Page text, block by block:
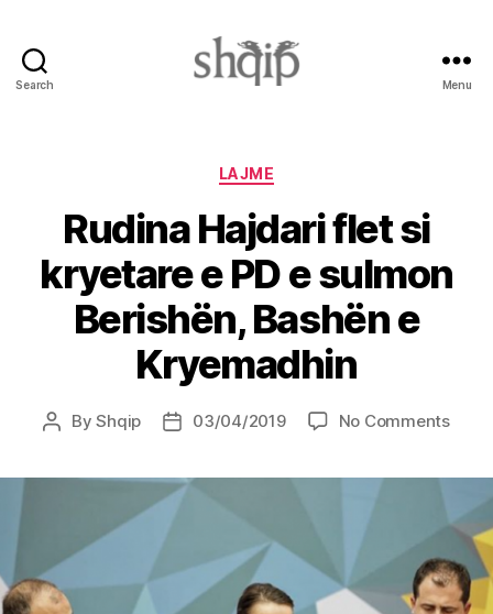
Search Menu
Categories
LAJME
Rudina Hajdari flet si
kryetare e PD e sulmon
Berishën, Bashën e
Kryemadhin
PostByShqip
Post03/04/2019 No Commentson
si
e
PD